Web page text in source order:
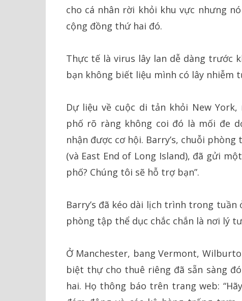
cho cá nhân rời khỏi khu vực nhưng
cộng đồng thứ hai đó.
Thực tế là virus lây lan dễ dàng trước
bạn không biết liệu mình có lây nhiễm
Dự liệu về cuộc di tản khỏi New
phố rõ ràng không coi đó là mối đe
nhận được cơ hội. Barry’s, chuỗi
(và East End of Long Island), đã gửi
phố? Chúng tôi sẽ hỗ trợ bạn”.
Barry’s đã kéo dài lịch trình trong
phòng tập thể dục chắc chắn là nơi lý
Ở Manchester, bang Vermont,
biệt thự cho thuê riêng đã sẵn sàng
hai. Họ thông báo trên trang web: